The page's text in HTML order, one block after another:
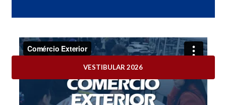
VESTIBULAR 2026